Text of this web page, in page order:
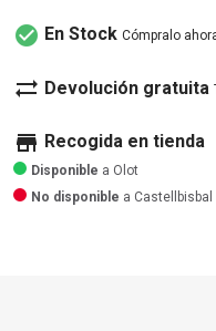
check_circle En Stock Cómpralo
sync_alt Devolución gratuita
store Recogida en tienda
Disponible a Olot
No disponible a Castellbisbal